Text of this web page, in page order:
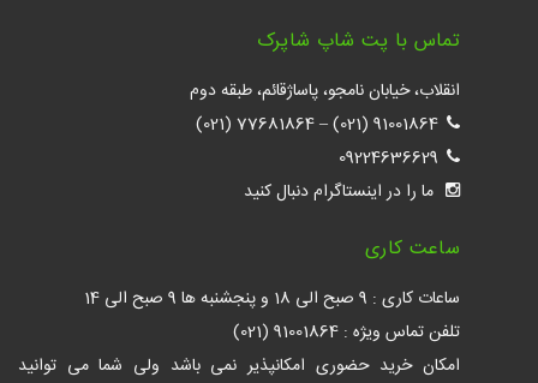
تماس با پت شاپ شاپرک
انقلاب، خیابان نامجو، پاساژقائم، طبقه دوم
91001864 (021)
–
77681864 (021)
09224636629
ما را در اینستاگرام دنبال کنید
ساعت کاری
ساعات کاری : 9 صبح الی 18 و پنجشنبه ها 9 صبح الی 14
تلفن تماس ویژه : 91001864 (021)
امکان خرید حضوری امکانپذیر نمی باشد ولی شما می توانید